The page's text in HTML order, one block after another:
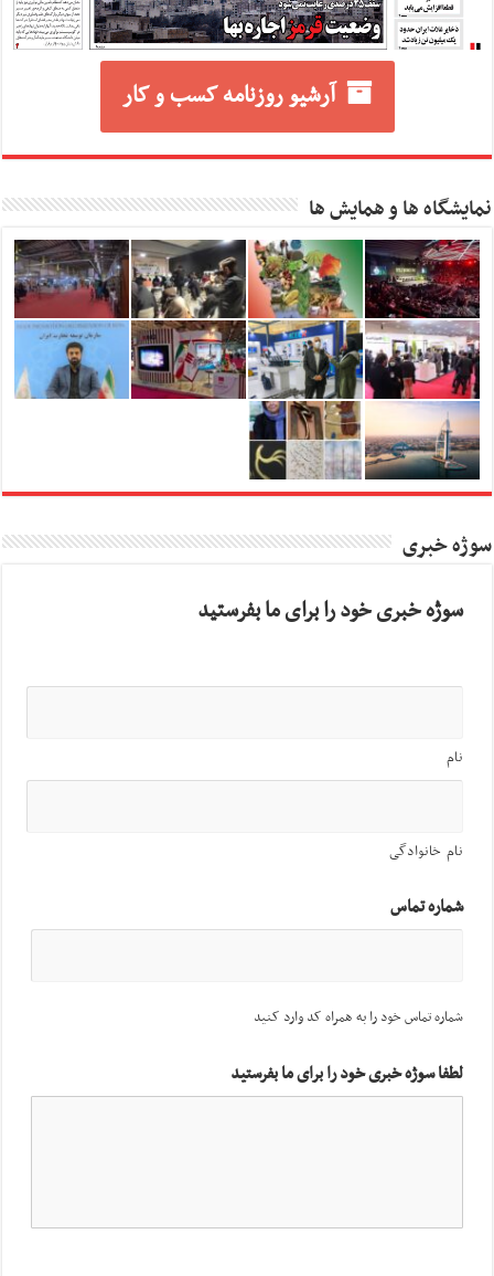
آرشیو روزنامه کسب و کار
نمایشگاه ها و همایش ها
سوژه خبری
سوژه خبری خود را برای ما بفرستید
نام
نام خانوادگی
شماره تماس
شماره تماس خود را به همراه کد وارد کنید
لطفا سوژه خبری خود را برای ما بفرستید